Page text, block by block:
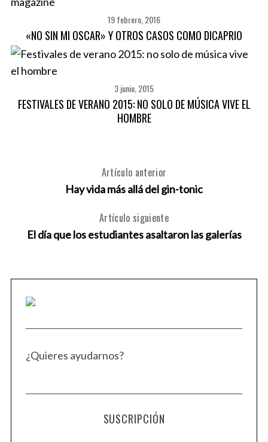
19 febrero, 2016
«NO SIN MI OSCAR» Y OTROS CASOS COMO DICAPRIO
3 junio, 2015
FESTIVALES DE VERANO 2015: NO SOLO DE MÚSICA VIVE EL
HOMBRE
Artículo anterior
Hay vida más allá del gin-tonic
Artículo siguiente
El día que los estudiantes asaltaron las galerías
¿Quieres ayudarnos?
SUSCRIPCIÓN